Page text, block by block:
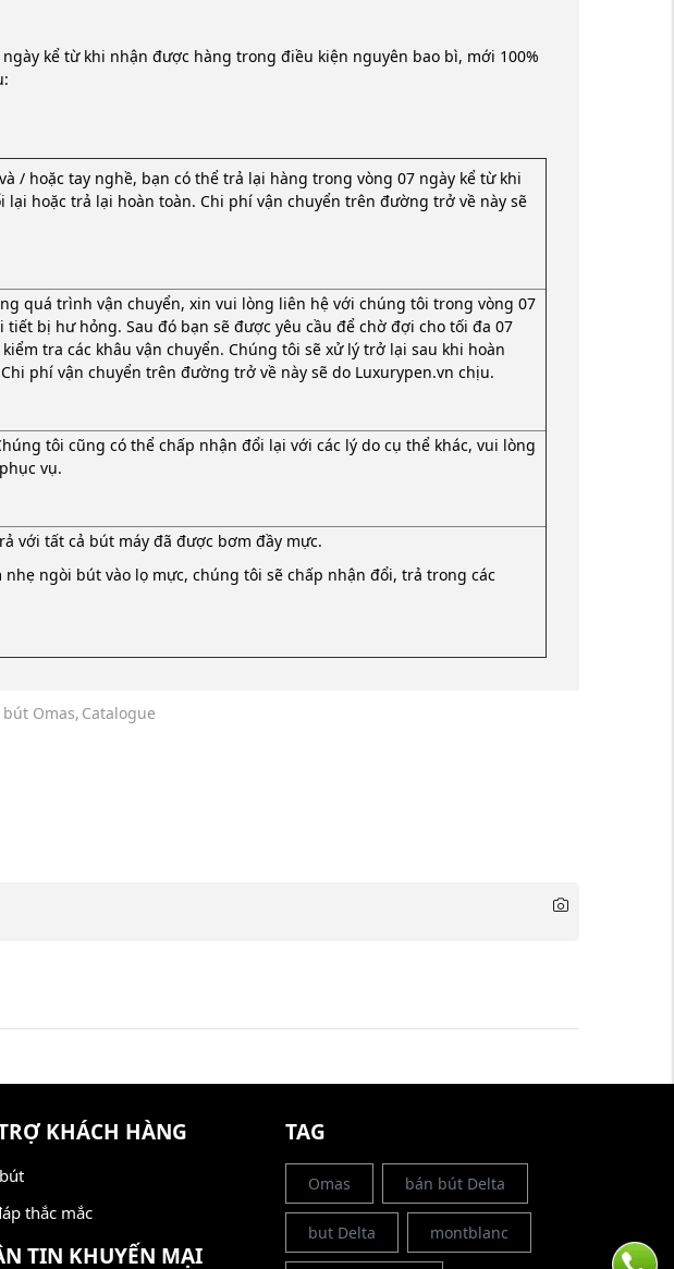
kể từ khi nhận được hàng trong điều kiện nguyên bao bì, mới 100%
/ hoặc tay nghề, bạn có thể trả lại hàng trong vòng 07 ngày kể từ khi
hoặc trả lại hoàn toàn. Chi phí vận chuyển trên đường trở về này sẽ
quá trình vận chuyển, xin vui lòng liên hệ với chúng tôi trong vòng 07
bị hư hỏng. Sau đó bạn sẽ được yêu cầu để chờ đợi cho tối đa 07
tra các khâu vận chuyển. Chúng tôi sẽ xử lý trở lại sau khi hoàn
phí vận chuyển trên đường trở về này sẽ do Luxurypen.vn chịu.
tôi cũng có thể chấp nhận đổi lại với các lý do cụ thể khác, vui lòng
vụ.
với tất cả bút máy đã được bơm đầy mực.
ngòi bút vào lọ mực, chúng tôi sẽ chấp nhận đổi, trả trong các
bút Omas, Catalogue
KHÁCH HÀNG
thắc mắc
TIN KHUYẾN MẠI
TAG
Omas bán bút Delta
but Delta montblanc